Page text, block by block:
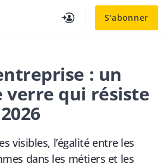
S'abonner
: un
verre qui résiste
visibles, l’égalité entre les
dans les métiers et les